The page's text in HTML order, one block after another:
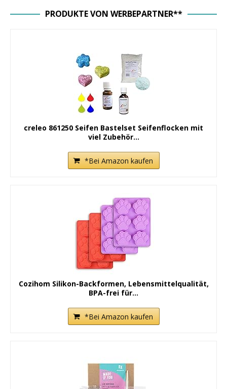
PRODUKTE VON WERBEPARTNER**
creleo 861250 Seifen Bastelset Seifenflocken mit
viel Zubehör...
*Bei Amazon kaufen
Cozihom Silikon-Backformen, Lebensmittelqualität,
BPA-frei für...
*Bei Amazon kaufen